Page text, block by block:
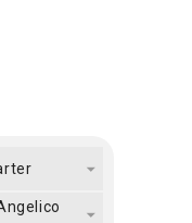
HUMS（ハムズ）
Hymn LIPA（ヒムリパ）